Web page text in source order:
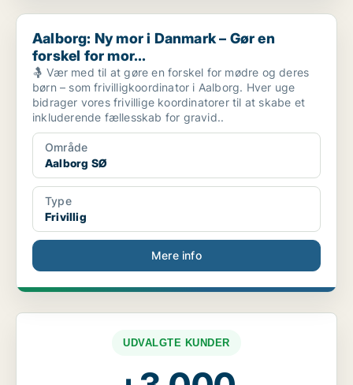
Aalborg: Ny mor i Danmark – Gør en forskel for mor...
Aalborg: Ny mor i Danmark – Gør en
forskel for mor...
🤱 Vær med til at gøre en forskel for mødre og deres
børn – som frivilligkoordinator i Aalborg. Hver uge
bidrager vores frivillige koordinatorer til at skabe et
inkluderende fællesskab for gravid..
Område
Aalborg SØ
Type
Frivillig
Mere info
UDVALGTE KUNDER